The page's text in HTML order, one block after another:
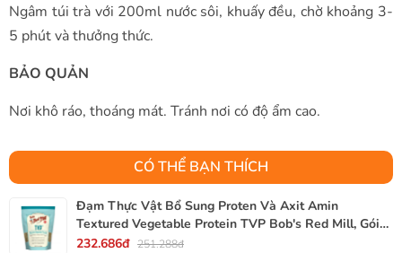
Ngâm túi trà với 200ml nước sôi, khuấy đều, chờ khoảng 3-
5 phút và thưởng thức.
BẢO QUẢN
Nơi khô ráo, thoáng mát. Tránh nơi có độ ẩm cao.
CÓ THỂ BẠN THÍCH
Đạm Thực Vật Bổ Sung Proten Và Axit Amin
Textured Vegetable Protein TVP Bob's Red Mill, Gói
340g, 12 Oz.
232.686đ 251.288đ